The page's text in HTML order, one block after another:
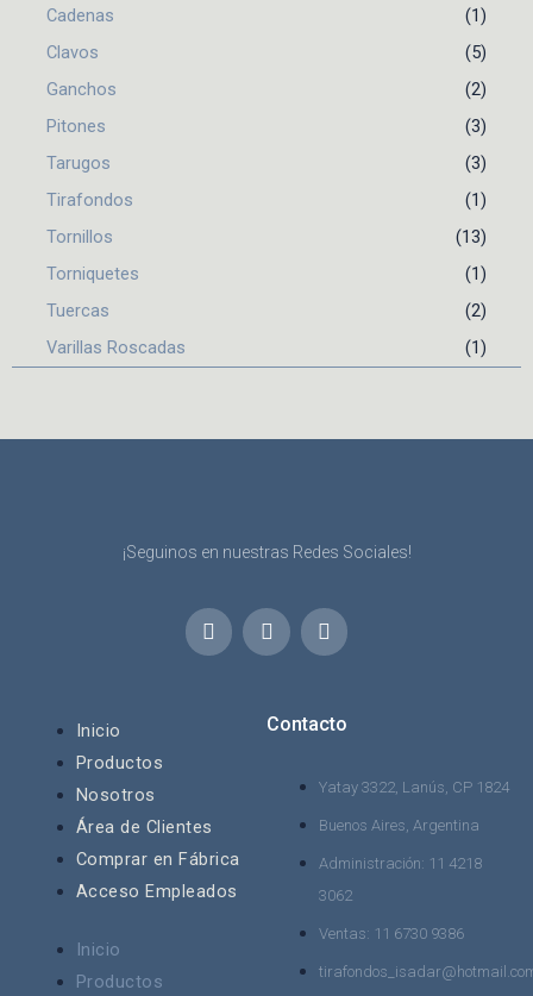
Cadenas
(1)
Clavos
(5)
Ganchos
(2)
Pitones
(3)
Tarugos
(3)
Tirafondos
(1)
Tornillos
(13)
Torniquetes
(1)
Tuercas
(2)
Varillas Roscadas
(1)
¡Seguinos en nuestras Redes Sociales!
W
h
a
I
n
s
g
F
a
c
o
-
Inicio
Productos
Nosotros
Área de Clientes
Comprar en Fábrica
Acceso Empleados
Inicio
Productos
Contacto
Yatay 3322, Lanús, CP 1824
Buenos Aires, Argentina
Administración: 11 4218
3062
Ventas: 11 6730 9386